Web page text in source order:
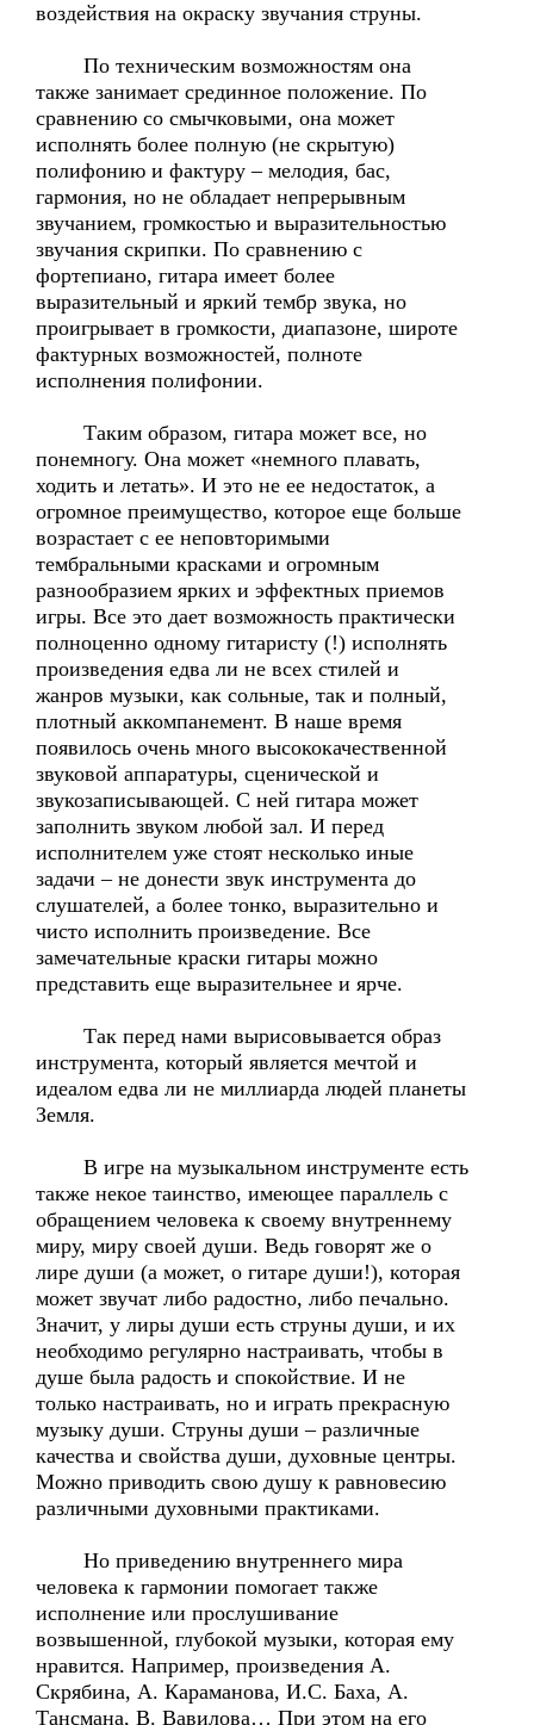
воздействия на окраску звучания струны.
По техническим возможностям она
также занимает срединное положение. По
сравнению со смычковыми, она может
исполнять более полную (не скрытую)
полифонию и фактуру – мелодия, бас,
гармония, но не обладает непрерывным
звучанием, громкостью и выразительностью
звучания скрипки. По сравнению с
фортепиано, гитара имеет более
выразительный и яркий тембр звука, но
проигрывает в громкости, диапазоне, широте
фактурных возможностей, полноте
исполнения полифонии.
Таким образом, гитара может все, но
понемногу. Она может «немного плавать,
ходить и летать». И это не ее недостаток, а
огромное преимущество, которое еще больше
возрастает с ее неповторимыми
тембральными красками и огромным
разнообразием ярких и эффектных приемов
игры. Все это дает возможность практически
полноценно одному гитаристу (!) исполнять
произведения едва ли не всех стилей и
жанров музыки, как сольные, так и полный,
плотный аккомпанемент. В наше время
появилось очень много высококачественной
звуковой аппаратуры, сценической и
звукозаписывающей. С ней гитара может
заполнить звуком любой зал. И перед
исполнителем уже стоят несколько иные
задачи – не донести звук инструмента до
слушателей, а более тонко, выразительно и
чисто исполнить произведение. Все
замечательные краски гитары можно
представить еще выразительнее и ярче.
Так перед нами вырисовывается образ
инструмента, который является мечтой и
идеалом едва ли не миллиарда людей планеты
Земля.
В игре на музыкальном инструменте есть
также некое таинство, имеющее параллель с
обращением человека к своему внутреннему
миру, миру своей души. Ведь говорят же о
лире души (а может, о гитаре души!), которая
может звучат либо радостно, либо печально.
Значит, у лиры души есть струны души, и их
необходимо регулярно настраивать, чтобы в
душе была радость и спокойствие. И не
только настраивать, но и играть прекрасную
музыку души. Струны души – различные
качества и свойства души, духовные центры.
Можно приводить свою душу к равновесию
различными духовными практиками.
Но приведению внутреннего мира
человека к гармонии помогает также
исполнение или прослушивание
возвышенной, глубокой музыки, которая ему
нравится. Например, произведения А.
Скрябина, А. Караманова, И.С. Баха, А.
Тансмана, В. Вавилова… При этом на его